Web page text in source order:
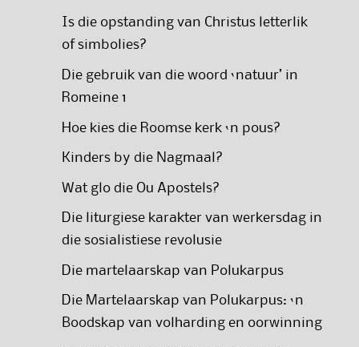
Is die opstanding van Christus letterlik
of simbolies?
Die gebruik van die woord ‘natuur’ in
Romeine 1
Hoe kies die Roomse kerk ‘n pous?
Kinders by die Nagmaal?
Wat glo die Ou Apostels?
Die liturgiese karakter van werkersdag in
die sosialistiese revolusie
Die martelaarskap van Polukarpus
Die Martelaarskap van Polukarpus: ‘n
Boodskap van volharding en oorwinning